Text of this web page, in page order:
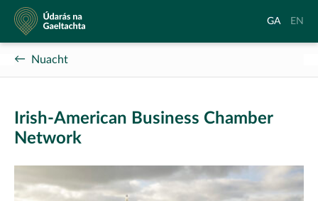
Údarás
na
Gaeltachta
Aistrigh
Gaeilge
GA
to
EN
Nuacht
Irish-American Business Chamber
Network